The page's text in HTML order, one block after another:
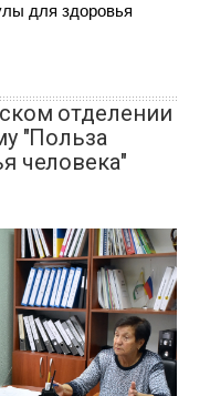
для здоровья
отделении
"Польза
человека"